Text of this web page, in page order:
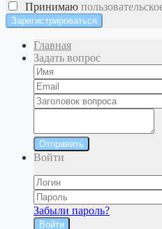
Принимаю
Главная
Задать вопрос
Отправить
Войти
Забыли пароль?
Войти